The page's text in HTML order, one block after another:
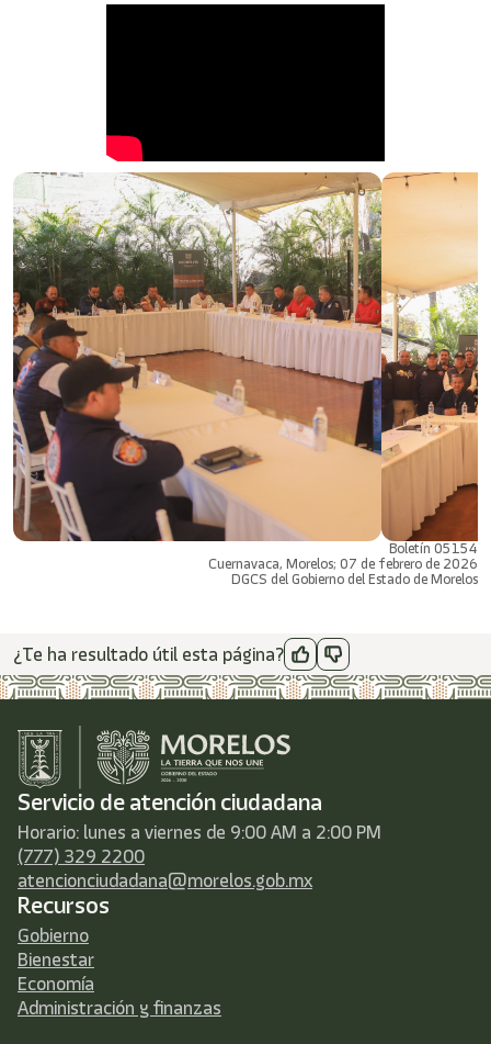
Boletín 05154
Cuernavaca, Morelos; 07 de febrero de 2026
DGCS del Gobierno del Estado de Morelos
¿Te ha resultado útil esta página?
Servicio de atención ciudadana
Horario: lunes a viernes de 9:00 AM a 2:00 PM
(777) 329 2200
atencionciudadana@morelos.gob.mx
Recursos
Gobierno
Bienestar
Economía
Administración y finanzas